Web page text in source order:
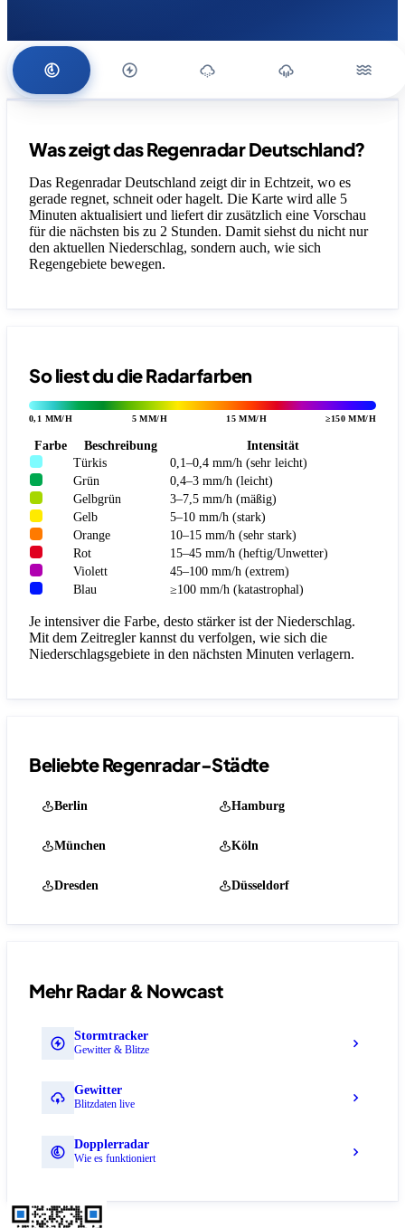
Was zeigt das Regenradar Deutschland?
Das Regenradar Deutschland zeigt dir in Echtzeit, wo es
gerade regnet, schneit oder hagelt. Die Karte wird alle 5
Minuten aktualisiert und liefert dir zusätzlich eine Vorschau
für die nächsten bis zu 2 Stunden. Damit siehst du nicht nur
den aktuellen Niederschlag, sondern auch, wie sich
Regengebiete bewegen.
So liest du die Radarfarben
0,1 MM/H 5 MM/H 15 MM/H ≥150 MM/H
Farbe Beschreibung
Intensität
Türkis
0,1–0,4 mm/h (sehr leicht)
Grün
0,4–3 mm/h (leicht)
Gelbgrün
3–7,5 mm/h (mäßig)
Gelb
5–10 mm/h (stark)
Orange
10–15 mm/h (sehr stark)
Rot
15–45 mm/h (heftig/Unwetter)
Violett
45–100 mm/h (extrem)
Blau
≥100 mm/h (katastrophal)
Je intensiver die Farbe, desto stärker ist der Niederschlag.
Mit dem Zeitregler kannst du verfolgen, wie sich die
Niederschlagsgebiete in den nächsten Minuten verlagern.
Beliebte Regenradar-Städte
Berlin Hamburg
München Köln
Dresden Düsseldorf
Mehr Radar & Nowcast
Stormtracker
Gewitter & Blitze
Gewitter
Blitzdaten live
Dopplerradar
Wie es funktioniert